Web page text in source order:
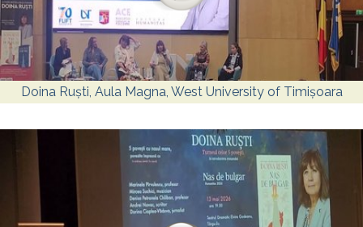
Doina Ruști, Aula Magna, West University of Timișoara